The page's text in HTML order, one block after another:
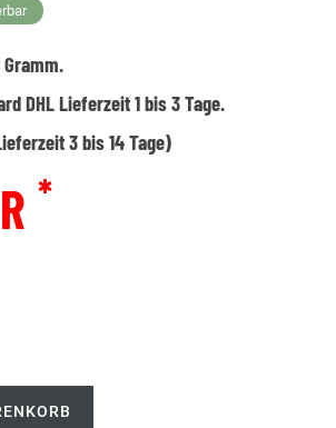
Gramm.
DHL Lieferzeit 1 bis 3 Tage.
3 bis 14 Tage)
*